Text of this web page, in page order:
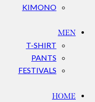
KIMONO
MEN
T-SHIRT
PANTS
FESTIVALS
HOME